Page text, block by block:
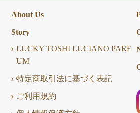
About Us
Story
LUCKY TOSHI LUCIANO PARF
UM
特定商取引法に基づく表記
ご利用規約